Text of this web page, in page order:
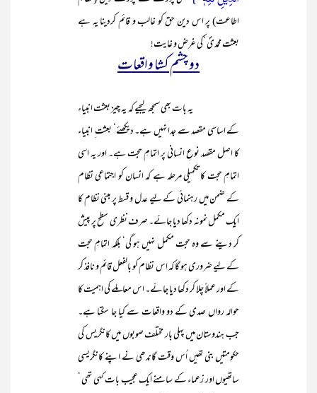
اطاعت) پر اس دین حق کو غالب و قائم کردینا یہ ہے
بعثت محمدیؐ ‘کی غرض و غایت!
دو چشم کشا واقعات
یہ بات بھی سمجھ لیجیے کہ یہ چیز بعثت انبیاء
کے اساسی مقصد سے جدا نہیں ہے۔ دیکھئے‘ بعثت ِ انبیاء
کا اصل مقصد نوعِ انسانی پر اتمامِ حجت ہے۔ اور یہ اسی
اتمامِ حجت کا تکمیلی مرحلہ ہے کہ انسان کو اجتماعی نظام
کے ضمن میں رہنمائی کے لیے عدل و قسط پر مبنی نظام کا
ایک مکمل نمونہ دکھا دیا جائے۔ صرف نظری سطح پر پیش
کر دینے سے وہ حجت مکمل نہیں ہو گی‘ بلکہ اتمامِ حجت
کے لیے ضروری ہو گا کہ اس نظام کو بالفعل قائم و نافذ کر
کے اور عملاً چلا کر دکھا دیا جائے۔ اس معاملے کی اہمیت کا
حوالہ رواں صدی کے دو واقعات سے کیا جا سکتا ہے۔
جب ہندوستان میں پہلی بار مختلف صوبوں میں کانگریس کی
حکومتیں بنی تھیں اُس وقت گاندھی نے اپنے کانگریسی
ساتھیوں اور زعماء کے سامنے ایک عجیب بات کہی تھی ‘